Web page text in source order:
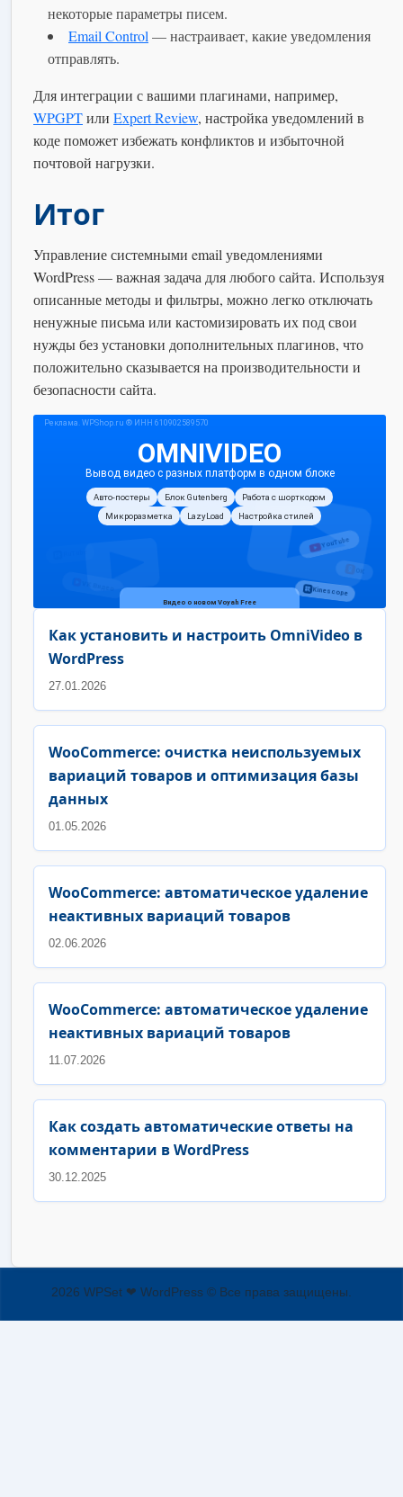
некоторые параметры писем.
Email Control — настраивает, какие уведомления
отправлять.
Для интеграции с вашими плагинами, например,
WPGPTили Expert Review, настройка уведомлений в
коде поможет избежать конфликтов и избыточной
почтовой нагрузки.
Итог
Управление системными email уведомлениями
WordPress — важная задача для любого сайта. Используя
описанные методы и фильтры, можно легко отключать
ненужные письма или кастомизировать их под свои
нужды без установки дополнительных плагинов, что
положительно сказывается на производительности и
безопасности сайта.
Как установить и настроить OmniVideo в
WordPress
27.01.2026
WooCommerce: очистка неиспользуемых
вариаций товаров и оптимизация базы
данных
01.05.2026
WooCommerce: автоматическое удаление
неактивных вариаций товаров
02.06.2026
WooCommerce: автоматическое удаление
неактивных вариаций товаров
11.07.2026
Как создать автоматические ответы на
комментарии в WordPress
30.12.2025
2026 WPSet ❤ WordPress © Все права защищены.